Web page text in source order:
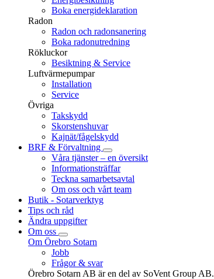
Boka energideklaration
Radon
Radon och radonsanering
Boka radonutredning
Rökluckor
Besiktning & Service
Luftvärmepumpar
Installation
Service
Övriga
Takskydd
Skorstenshuvar
Kajnät/fågelskydd
BRF & Förvaltning
Våra tjänster – en översikt
Informationsträffar
Teckna samarbetsavtal
Om oss och vårt team
Butik - Sotarverktyg
Tips och råd
Ändra uppgifter
Om oss
Om Örebro Sotarn
Jobb
Frågor & svar
Örebro Sotarn AB är en del av SoVent Group AB.